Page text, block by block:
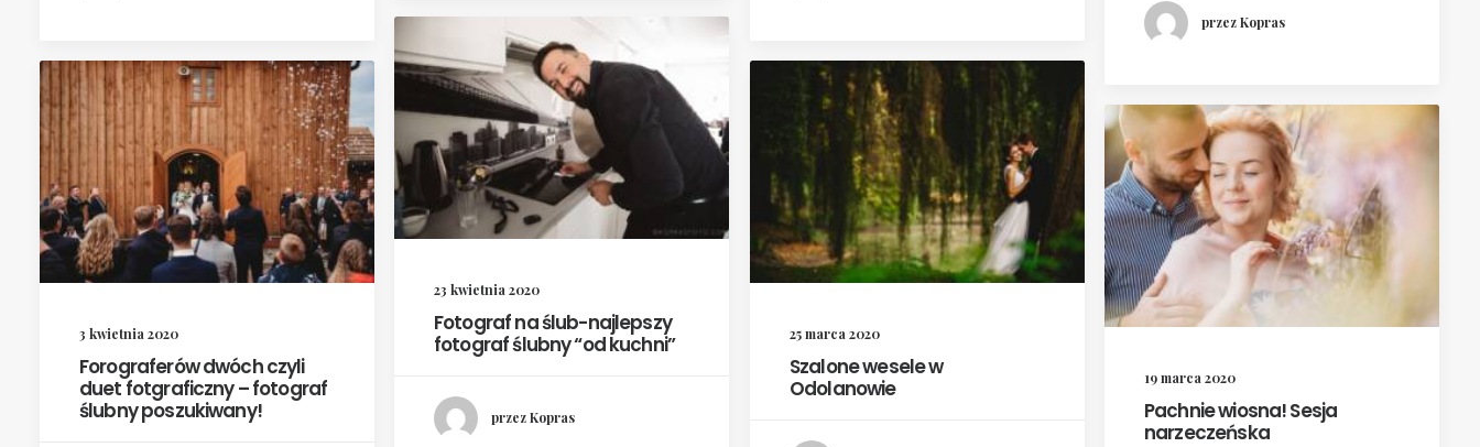
przez Kopras
23 kwietnia 2020
Fotograf na ślub-najlepszy
fotograf ślubny “od kuchni”
przez Kopras
3 kwietnia 2020
Forograferów dwóch czyli
duet fotgraficzny – fotograf
ślubny poszukiwany!
25 marca 2020
Szalone wesele w
Odolanowie
19 marca 2020
Pachnie wiosna! Sesja
narzeczeńska